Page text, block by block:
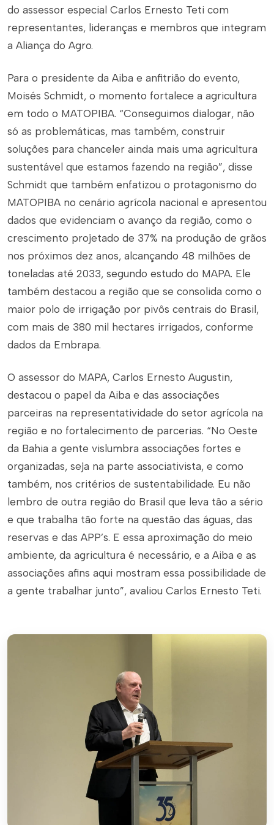
do assessor especial Carlos Ernesto Teti com
representantes, lideranças e membros que integram
a Aliança do Agro.
Para o presidente da Aiba e anfitrião do evento,
Moisés Schmidt, o momento fortalece a agricultura
em todo o MATOPIBA. “Conseguimos dialogar, não
só as problemáticas, mas também, construir
soluções para chanceler ainda mais uma agricultura
sustentável que estamos fazendo na região”, disse
Schmidt que também enfatizou o protagonismo do
MATOPIBA no cenário agrícola nacional e apresentou
dados que evidenciam o avanço da região, como o
crescimento projetado de 37% na produção de grãos
nos próximos dez anos, alcançando 48 milhões de
toneladas até 2033, segundo estudo do MAPA. Ele
também destacou a região que se consolida como o
maior polo de irrigação por pivôs centrais do Brasil,
com mais de 380 mil hectares irrigados, conforme
dados da Embrapa.
O assessor do MAPA, Carlos Ernesto Augustin,
destacou o papel da Aiba e das associações
parceiras na representatividade do setor agrícola na
região e no fortalecimento de parcerias. “No Oeste
da Bahia a gente vislumbra associações fortes e
organizadas, seja na parte associativista, e como
também, nos critérios de sustentabilidade. Eu não
lembro de outra região do Brasil que leva tão a sério
e que trabalha tão forte na questão das águas, das
reservas e das APP’s. E essa aproximação do meio
ambiente, da agricultura é necessário, e a Aiba e as
associações afins aqui mostram essa possibilidade de
a gente trabalhar junto”, avaliou Carlos Ernesto Teti.